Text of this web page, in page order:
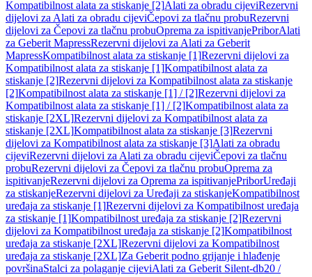
Kompatibilnost alata za stiskanje [2]Alati za obradu cijeviRezervni
dijelovi za Alati za obradu cijeviČepovi za tlačnu probuRezervni
dijelovi za Čepovi za tlačnu probuOprema za ispitivanjePriborAlati
za Geberit MapressRezervni dijelovi za Alati za Geberit
MapressKompatibilnost alata za stiskanje [1]Rezervni dijelovi za
Kompatibilnost alata za stiskanje [1]Kompatibilnost alata za
stiskanje [2]Rezervni dijelovi za Kompatibilnost alata za stiskanje
[2]Kompatibilnost alata za stiskanje [1] / [2]Rezervni dijelovi za
Kompatibilnost alata za stiskanje [1] / [2]Kompatibilnost alata za
stiskanje [2XL]Rezervni dijelovi za Kompatibilnost alata za
stiskanje [2XL]Kompatibilnost alata za stiskanje [3]Rezervni
dijelovi za Kompatibilnost alata za stiskanje [3]Alati za obradu
cijeviRezervni dijelovi za Alati za obradu cijeviČepovi za tlačnu
probuRezervni dijelovi za Čepovi za tlačnu probuOprema za
ispitivanjeRezervni dijelovi za Oprema za ispitivanjePriborUređaji
za stiskanjeRezervni dijelovi za Uređaji za stiskanjeKompatibilnost
uređaja za stiskanje [1]Rezervni dijelovi za Kompatibilnost uređaja
za stiskanje [1]Kompatibilnost uređaja za stiskanje [2]Rezervni
dijelovi za Kompatibilnost uređaja za stiskanje [2]Kompatibilnost
uređaja za stiskanje [2XL]Rezervni dijelovi za Kompatibilnost
uređaja za stiskanje [2XL]Za Geberit podno grijanje i hlađenje
površinaStalci za polaganje cijeviAlati za Geberit Silent-db20 /